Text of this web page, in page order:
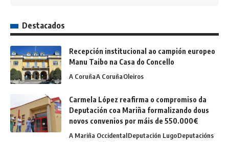
Destacados
Recepción institucional ao campión europeo
Manu Taibo na Casa do Concello
A CoruñaA CoruñaOleiros
Carmela López reafirma o compromiso da
Deputación coa Mariña formalizando dous
novos convenios por máis de 550.000€
A Mariña OccidentalDeputación LugoDeputacións